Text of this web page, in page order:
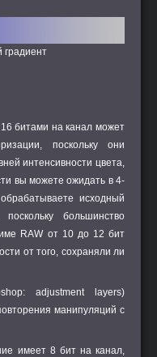
битами на канал может
поскольку они
интенсивности цвета,
вы можете ожидать в 4-
исходный
большинство
RAW от 10 до 12 бит
от того, сохраняли ли
adjustment layers)
манипуляций с
имеет 8 бит на канал,